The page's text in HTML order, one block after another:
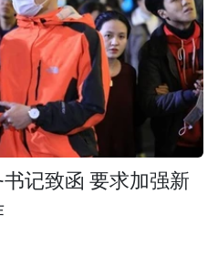
记致函 要求加强新